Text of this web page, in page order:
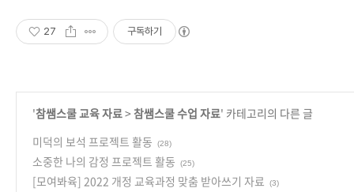
27 구독하기
'참쌤스쿨 교육 자료> 참쌤스쿨 수업 자료' 카테고리의 다른 글
미덕의 보석 프로젝트 활동
(28)
소중한 나의 감정 프로젝트 활동 (25)
[모여봐육] 2022 개정 교육과정 맞춤 받아쓰기 자료 (3)